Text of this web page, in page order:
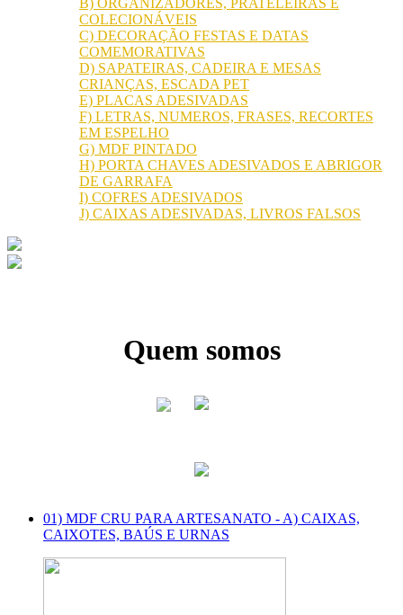
COLECIONÁVEIS
C) DECORAÇÃO FESTAS E DATAS
COMEMORATIVAS
D) SAPATEIRAS, CADEIRA E MESAS
CRIANÇAS, ESCADA PET
E) PLACAS ADESIVADAS
F) LETRAS, NUMEROS, FRASES, RECORTES
EM ESPELHO
G) MDF PINTADO
H) PORTA CHAVES ADESIVADOS E ABRIGOR
DE GARRAFA
I) COFRES ADESIVADOS
J) CAIXAS ADESIVADAS, LIVROS FALSOS
Quem somos
01) MDF CRU PARA ARTESANATO - A) CAIXAS,
CAIXOTES, BAÚS E URNAS